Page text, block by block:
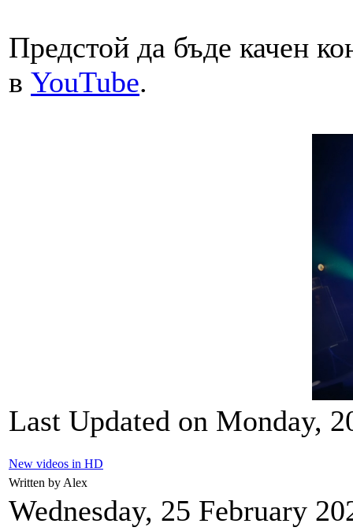
Предстой да бъде качен
в YouTube.
Last Updated on Monday,
New videos in HD
Written by Alex
Wednesday, 25 February